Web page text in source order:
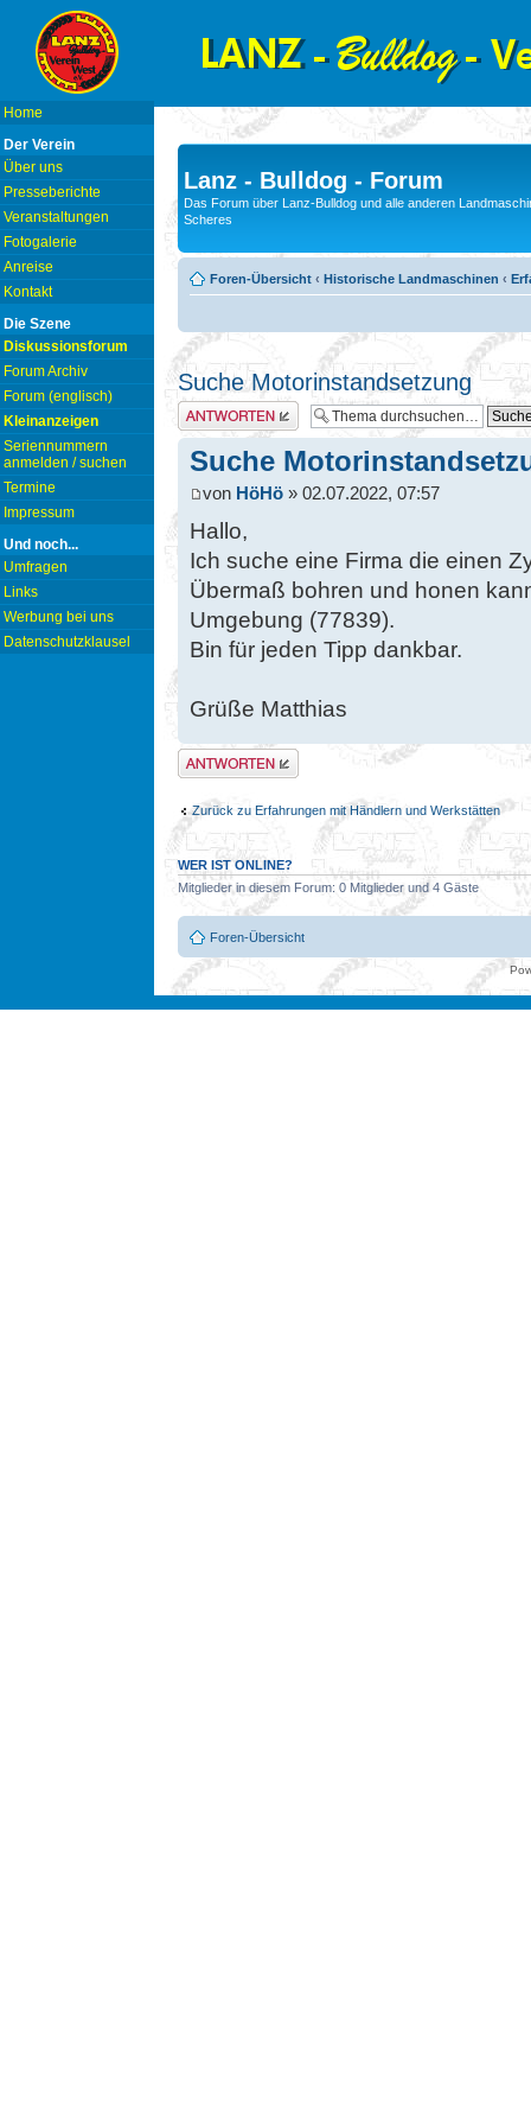
Home
Der Verein
Über uns
Presseberichte
Veranstaltungen
Fotogalerie
Anreise
Kontakt
Die Szene
Diskussionsforum
Forum Archiv
Forum (englisch)
Kleinanzeigen
Seriennummern
anmelden / suchen
Termine
Impressum
Und noch...
Umfragen
Links
Werbung bei uns
Datenschutzklausel
Lanz - Bulldog - Forum
Das Forum über Lanz-Bulldog und alle anderen
Scheres
Foren-Übersicht ‹ Historische Landmaschinen ‹
Suche Motorinstandsetzung
Antwort erstellen
Suche
von HöHö » 02.07.2022, 07:57
Hallo,
Ich suche eine Firma die einen
Übermaß bohren und honen
Umgebung (77839).
Bin für jeden Tipp dankbar.
Grüße Matthias
Antwort erstellen
Zurück zu Erfahrungen mit Händlern und Werkstätten
WER IST ONLINE?
Mitglieder in diesem Forum: 0 Mitglieder und 4 Gäste
Foren-Übersicht